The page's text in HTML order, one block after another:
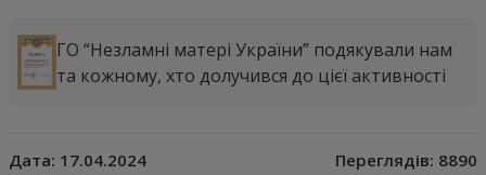
ГО “Незламні матері України” подякували нам
та кожному, хто долучився до цієї активності
Дата: 17.04.2024 Переглядів: 8890